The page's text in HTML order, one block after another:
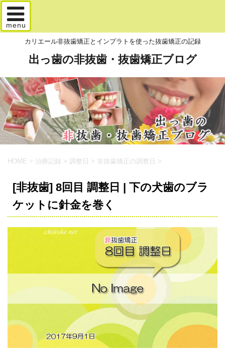
menu
カリエール非抜歯矯正とインプラトを使った抜歯矯正の記録
出っ歯の非抜歯・抜歯矯正ブログ
HOME > 治療記録 > 調整日 > 非抜歯矯正の調整日 >
[非抜歯] 8回目 調整日 | 下の犬歯のブラ
ケットに針金を巻く